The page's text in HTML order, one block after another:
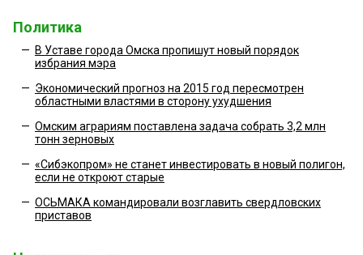
Политика
— В Уставе города Омска пропишут новый порядок
избрания мэра
— Экономический прогноз на 2015 год пересмотрен
областными властями в сторону ухудшения
— Омским аграриям поставлена задача собрать 3,2 млн
тонн зерновых
— «Сибэкопром» не станет инвестировать в новый полигон,
если не откроют старые
— ОСЬМАКА командировали возглавить свердловских
приставов